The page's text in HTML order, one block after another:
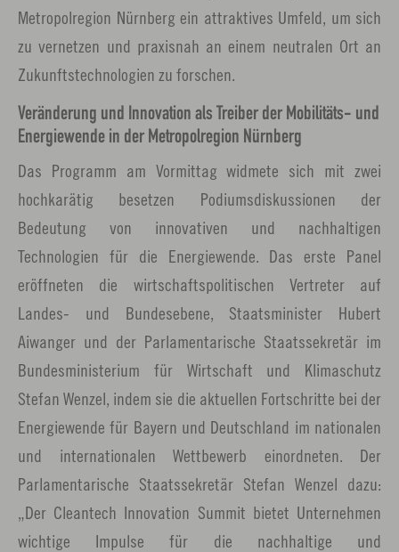
Metropolregion Nürnberg ein attraktives Umfeld, um sich
zu vernetzen und praxisnah an einem neutralen Ort an
Zukunftstechnologien zu forschen.
Veränderung und Innovation als Treiber der Mobilitäts- und
Energiewende in der Metropolregion Nürnberg
Das Programm am Vormittag widmete sich mit zwei
hochkarätig besetzen Podiumsdiskussionen der
Bedeutung von innovativen und nachhaltigen
Technologien für die Energiewende. Das erste Panel
eröffneten die wirtschaftspolitischen Vertreter auf
Landes- und Bundesebene, Staatsminister Hubert
Aiwanger und der Parlamentarische Staatssekretär im
Bundesministerium für Wirtschaft und Klimaschutz
Stefan Wenzel, indem sie die aktuellen Fortschritte bei der
Energiewende für Bayern und Deutschland im nationalen
und internationalen Wettbewerb einordneten. Der
Parlamentarische Staatssekretär Stefan Wenzel dazu:
„Der Cleantech Innovation Summit bietet Unternehmen
wichtige Impulse für die nachhaltige und